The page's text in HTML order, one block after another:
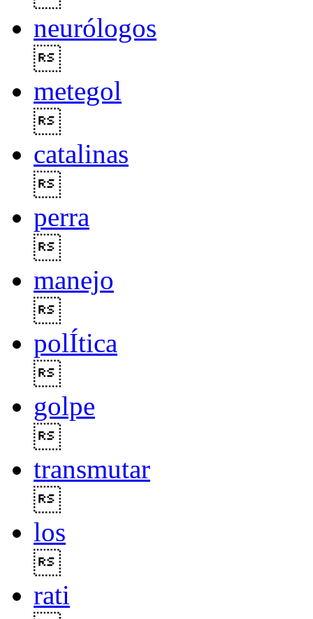
neurólogos
metegol
catalinas
perra
manejo
polÍtica
golpe
transmutar
los
rati